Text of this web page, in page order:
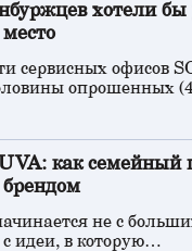
хотели
место
сервисных офисов
опрошенных
как семейный
не с
идеи, в которую…